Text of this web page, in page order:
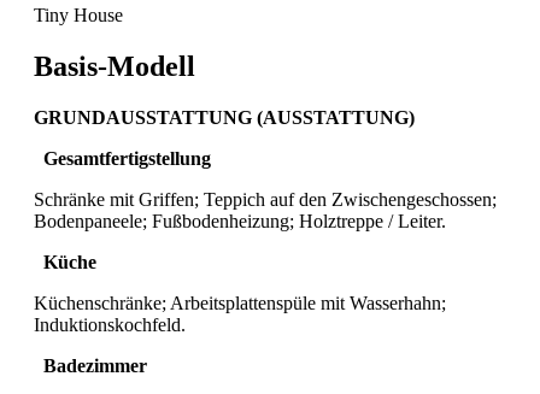
Tiny House
Basis-Modell
GRUNDAUSSTATTUNG (AUSSTATTUNG)
Gesamtfertigstellung
Schränke mit Griffen; Teppich auf den Zwischengeschossen;
Bodenpaneele; Fußbodenheizung; Holztreppe / Leiter.
Küche
Küchenschränke; Arbeitsplattenspüle mit Wasserhahn;
Induktionskochfeld.
Badezimmer